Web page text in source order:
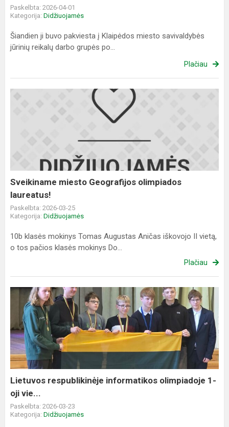
Paskelbta: 2026-04-01
Kategorija: Didžiuojamės
Šiandien ji buvo pakviesta į Klaipėdos miesto savivaldybės
jūrinių reikalų darbo grupės po...
Plačiau
Sveikiname
Sveikiname miesto Geografijos olimpiados
laureatus!
Paskelbta: 2026-03-25
Kategorija: Didžiuojamės
10b klasės mokinys Tomas Augustas Aničas iškovojo II vietą,
o tos pačios klasės mokinys Do...
Plačiau
Lietuvos
respublikinėje
informatikos
olimpiadoje
1-
oji
vie...
Lietuvos respublikinėje informatikos olimpiadoje 1-
oji vie...
Paskelbta: 2026-03-23
Kategorija: Didžiuojamės